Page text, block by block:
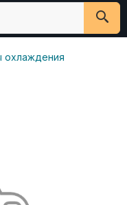
охлаждения